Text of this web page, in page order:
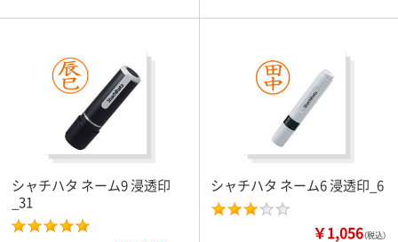
シャチハタ ネーム9 浸透印
_31
シャチハタ ネーム6 浸透印_6
￥1,056（税込）